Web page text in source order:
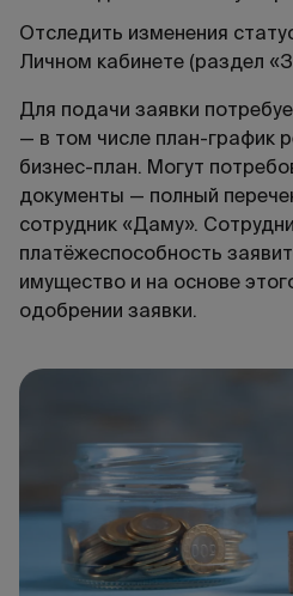
Отследить изменения
Личном кабинете (раздел
Для подачи заявки
— в том числе план-график
бизнес-план. Могут
документы — полный
сотрудник «Даму».
платёжеспособность
имущество и на основе
одобрении заявки.